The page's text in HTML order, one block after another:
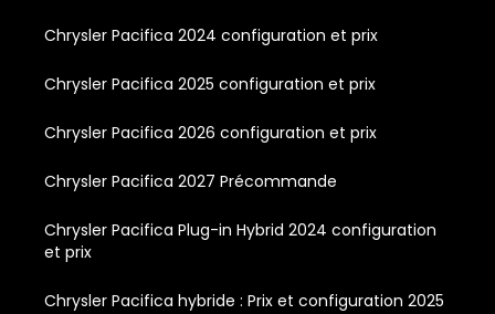
Chrysler Pacifica 2024 configuration et prix
Chrysler Pacifica 2025 configuration et prix
Chrysler Pacifica 2026 configuration et prix
Chrysler Pacifica 2027 Précommande
Chrysler Pacifica Plug-in Hybrid 2024 configuration
et prix
Chrysler Pacifica hybride : Prix et configuration 2025